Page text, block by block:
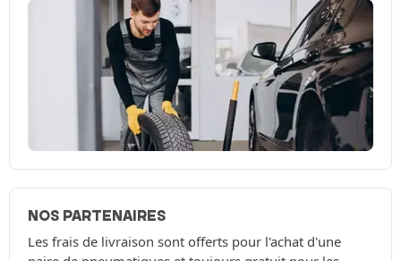
NOS PARTENAIRES
Les frais de livraison sont offerts pour l'achat d'une